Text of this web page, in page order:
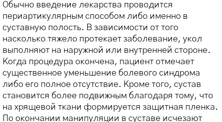
Обычно введение лекарства проводится
периартикулярным способом либо именно в
суставную полость. В зависимости от того
насколько тяжело протекает заболевание, укол
выполняют на наружной или внутренней стороне.
Когда процедура окончена, пациент отмечает
существенное уменьшение болевого синдрома
либо его полное отсутствие. Кроме того, сустав
становится более подвижным благодаря тому, что
на хрящевой ткани формируется защитная пленка.
По окончании манипуляции в суставе исчезают